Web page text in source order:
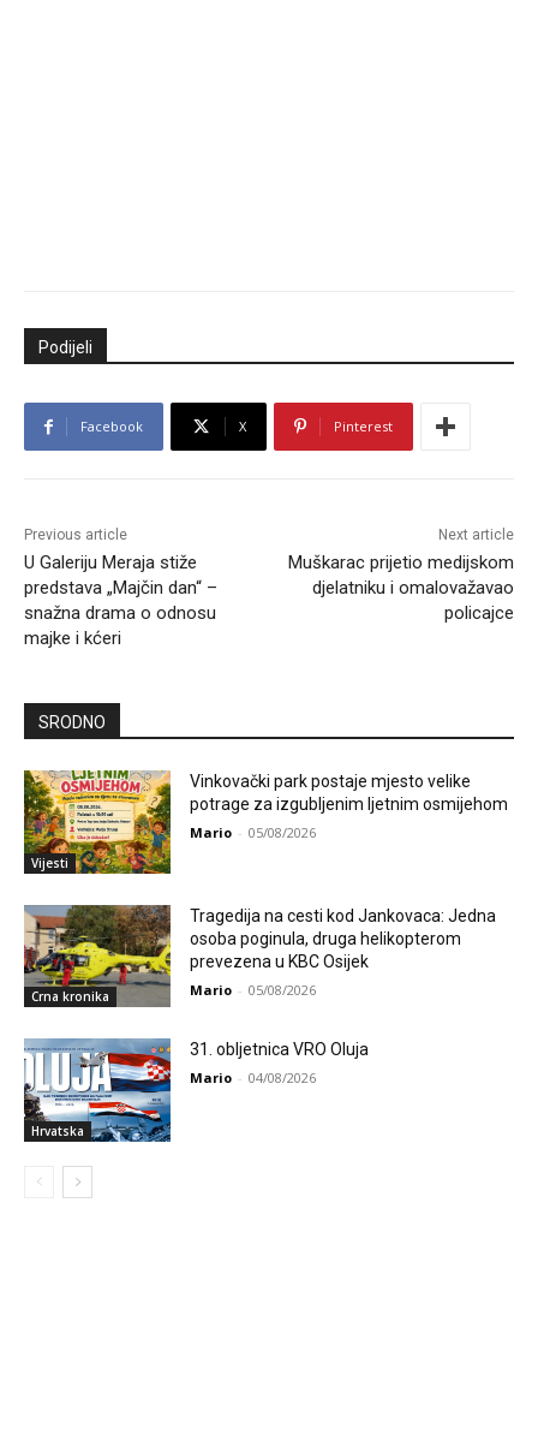
Podijeli
Facebook X Pinterest
Previous article
U Galeriju Meraja stiže
predstava „Majčin dan“ –
snažna drama o odnosu
majke i kćeri
Next article
Muškarac prijetio medijskom
djelatniku i omalovažavao
policajce
SRODNO
Vijesti
Vinkovački park postaje mjesto velike
potrage za izgubljenim ljetnim osmijehom
Mario - 05/08/2026
Crna kronika
Tragedija na cesti kod Jankovaca: Jedna
osoba poginula, druga helikopterom
prevezena u KBC Osijek
Mario - 05/08/2026
Hrvatska
31. obljetnica VRO Oluja
Mario - 04/08/2026